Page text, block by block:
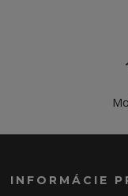
INFORMÁCIE